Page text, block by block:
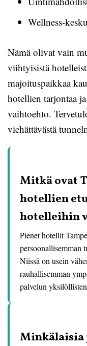
Wellness-
Nämä olivat vain
viihtyisistä
majoituspaikkaa
hotellien tarjontaa
vaihtoehto.
viehättävästä
Mitkä ovat
hotellien
hotelleihin
Pienet hotellit
persoonallisemman
Niissä on usein
rauhallisemman
palvelun
Minkälaisia